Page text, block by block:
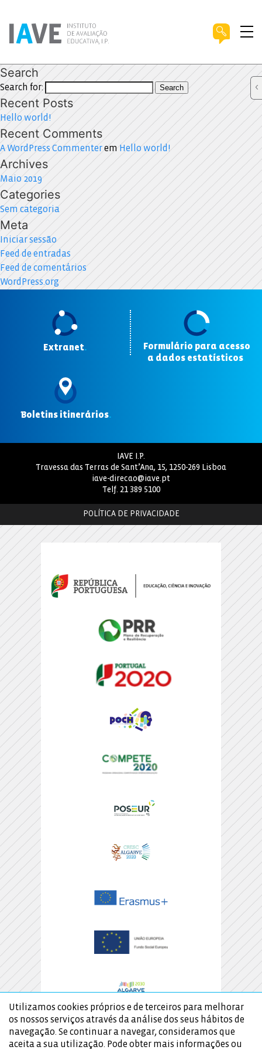
Search
Search for: Search
Recent Posts
Hello world!
Recent Comments
A WordPress Commenterem Hello world!
Archives
Maio 2019
Categories
Sem categoria
Meta
Iniciar sessão
Feed de entradas
Feed de comentários
WordPress.org
Extranet.
Formulário para acesso
a dados estatísticos
Boletins itinerários.
IAVE I.P.
Travessa das Terras de Sant’Ana, 15, 1250-269 Lisboa
iave-direcao@iave.pt
Telf. 21 389 5100
POLÍTICA DE PRIVACIDADE
Utilizamos cookies próprios e de terceiros para melhorar
os nossos serviços através da análise dos seus hábitos de
navegação. Se continuar a navegar, consideramos que
aceita a sua utilização. Pode obter mais informações ou